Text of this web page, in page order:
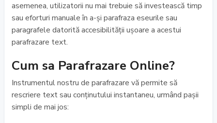
asemenea, utilizatorii nu mai trebuie să investească timp
sau eforturi manuale în a-și parafraza eseurile sau
paragrafele datorită accesibilității ușoare a acestui
parafrazare text.
Cum sa Parafrazare Online?
Instrumentul nostru de parafrazare vă permite să
rescriere text sau conținutului instantaneu, urmând pașii
simpli de mai jos: